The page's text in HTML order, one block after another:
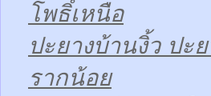
โพธิ์เหนือ
ปะยางบ้านงิ้ว ปะ
รากน้อย